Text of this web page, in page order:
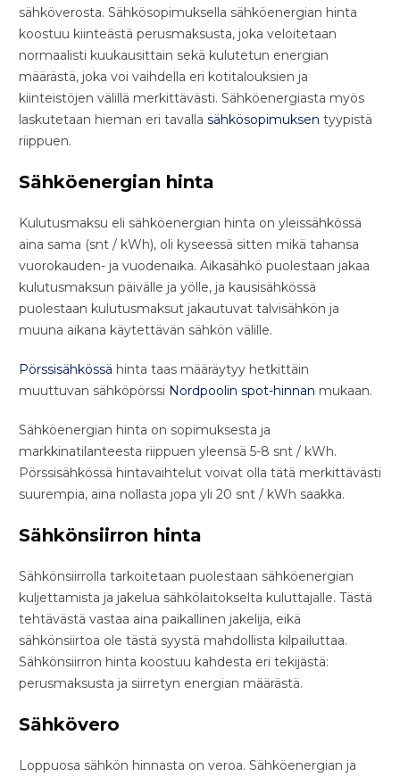
sähköverosta. Sähkösopimuksella sähköenergian hinta
koostuu kiinteästä perusmaksusta, joka veloitetaan
normaalisti kuukausittain sekä kulutetun energian
määrästä, joka voi vaihdella eri kotitalouksien ja
kiinteistöjen välillä merkittävästi. Sähköenergiasta myös
laskutetaan hieman eri tavalla sähkösopimuksen tyypistä
riippuen.
Sähköenergian hinta
Kulutusmaksu eli sähköenergian hinta on yleissähkössä
aina sama (snt / kWh), oli kyseessä sitten mikä tahansa
vuorokauden- ja vuodenaika. Aikasähkö puolestaan jakaa
kulutusmaksun päivälle ja yölle, ja kausisähkössä
puolestaan kulutusmaksut jakautuvat talvisähkön ja
muuna aikana käytettävän sähkön välille.
Pörssisähkössä hinta taas määräytyy hetkittäin
muuttuvan sähköpörssi Nordpoolin spot-hinnan mukaan.
Sähköenergian hinta on sopimuksesta ja
markkinatilanteesta riippuen yleensä 5-8 snt / kWh.
Pörssisähkössä hintavaihtelut voivat olla tätä merkittävästi
suurempia, aina nollasta jopa yli 20 snt / kWh saakka.
Sähkönsiirron hinta
Sähkönsiirrolla tarkoitetaan puolestaan sähköenergian
kuljettamista ja jakelua sähkölaitokselta kuluttajalle. Tästä
tehtävästä vastaa aina paikallinen jakelija, eikä
sähkönsiirtoa ole tästä syystä mahdollista kilpailuttaa.
Sähkönsiirron hinta koostuu kahdesta eri tekijästä:
perusmaksusta ja siirretyn energian määrästä.
Sähkövero
Loppuosa sähkön hinnasta on veroa. Sähköenergian ja